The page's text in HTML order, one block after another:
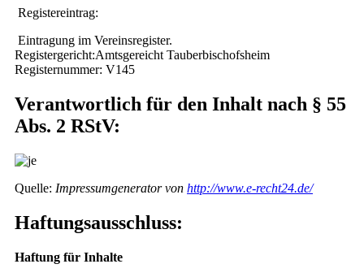
Registereintrag:
Eintragung im Vereinsregister.
Registergericht:Amtsgereicht Tauberbischofsheim
Registernummer: V145
Verantwortlich für den Inhalt nach § 55
Abs. 2 RStV:
Quelle: Impressumgenerator von http://www.e-recht24.de/
Haftungsausschluss:
Haftung für Inhalte